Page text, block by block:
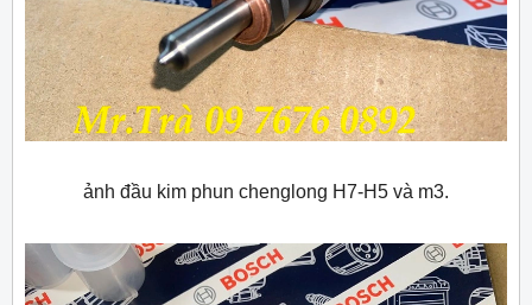
ảnh đầu kim phun chenglong H7-H5 và m3.